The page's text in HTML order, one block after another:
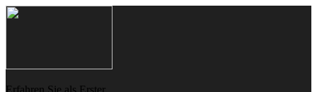
Skip
Skip
Erfahren Sie als Erster,